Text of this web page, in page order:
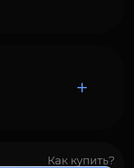
Как купить?